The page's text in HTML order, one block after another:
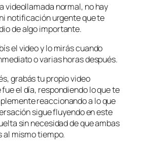
videollamada normal, no hay
notificación urgente que te
de algo importante.
el video y lo mirás cuando
o varias horas después.
grabás tu propio video
el día, respondiendo lo que te
reaccionando a lo que
sigue fluyendo en este
sin necesidad de que ambas
al mismo tiempo.